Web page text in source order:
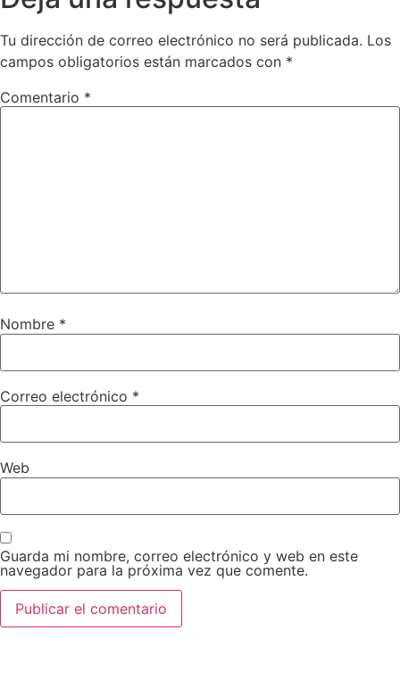
Tu dirección de correo electrónico no será publicada. Los
campos obligatorios están marcados con *
Comentario *
Nombre *
Correo electrónico *
Web
Guarda mi nombre, correo electrónico y web en este
navegador para la próxima vez que comente.